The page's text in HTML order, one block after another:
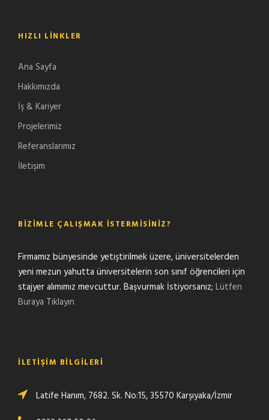
HIZLI LINKLER
Ana Sayfa
Hakkımızda
İş & Kariyer
Projelerimiz
Referanslarımız
İletişim
BIZIMLE ÇALIŞMAK İSTERMISINIZ?
Firmamız bünyesinde yetiştirilmek üzere, üniversitelerden
yeni mezun yahutta üniversitelerin son sınıf öğrencileri için
stajyer alımımız mevcuttur. Başvurmak İstiyorsanız; Lütfen
Buraya Tıklayın
İLETIŞIM BILGILERI
Latife Hanım, 7682. Sk. No:15, 35570 Karşıyaka/İzmir